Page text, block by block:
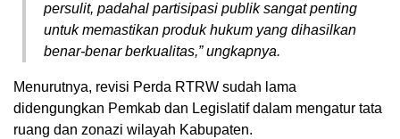
persulit, padahal partisipasi publik sangat penting
untuk memastikan produk hukum yang dihasilkan
benar-benar berkualitas,” ungkapnya.
Menurutnya, revisi Perda RTRW sudah lama
didengungkan Pemkab dan Legislatif dalam mengatur tata
ruang dan zonazi wilayah Kabupaten.